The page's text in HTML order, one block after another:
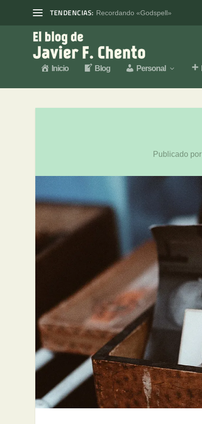
TENDENCIAS: Recordando «Godspell»
Inicio Blog Personal
Publicado por